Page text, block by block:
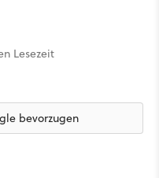
Lesezeit
bevorzugen